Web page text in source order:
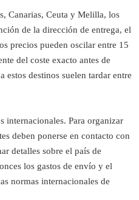
Canarias, Ceuta y Melilla, los
de la dirección de entrega, el
precios pueden oscilar entre 15
del coste exacto antes de
estos destinos suelen tardar entre
internacionales. Para organizar
deben ponerse en contacto con
detalles sobre el país de
los gastos de envío y el
normas internacionales de